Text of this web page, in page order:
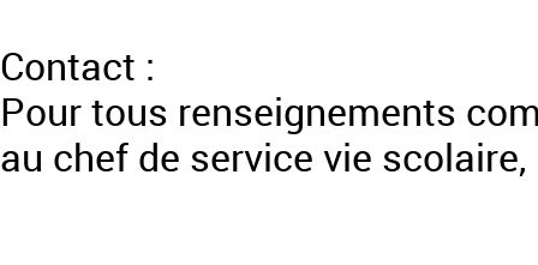
Contact :
Pour tous renseignements
au chef de service vie